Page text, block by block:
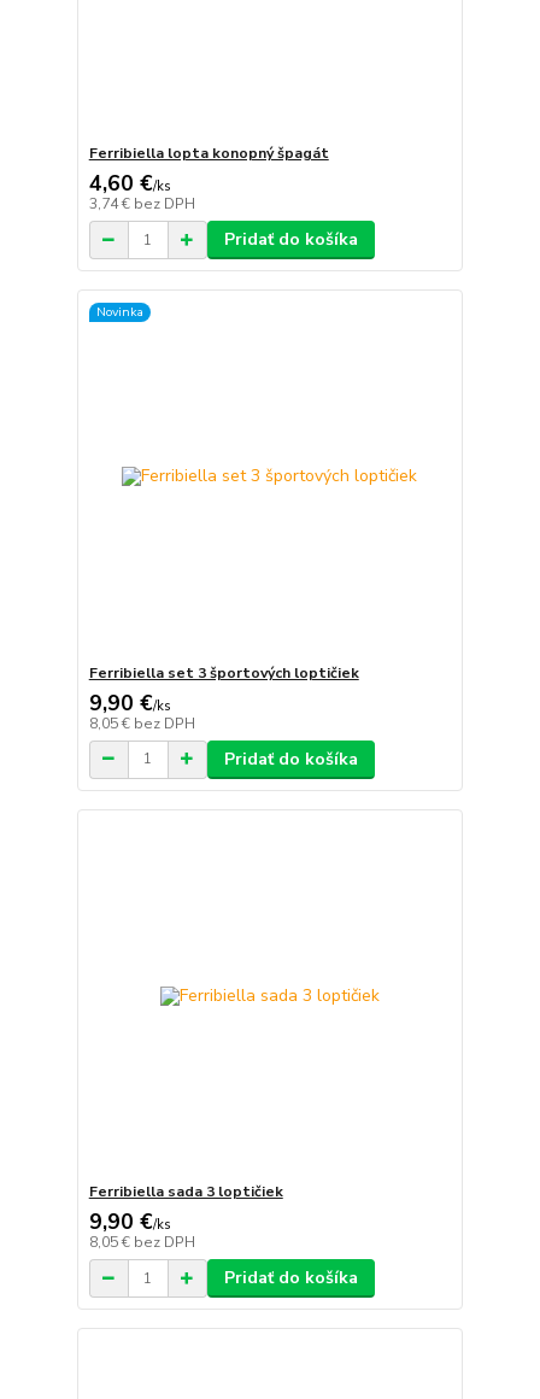
Ferribiella lopta konopný špagát
4,60 €/ks
3,74 € bez DPH
Pridať do košíka
Novinka
Ferribiella set 3 športových loptičiek
9,90 €/ks
8,05 € bez DPH
Pridať do košíka
Ferribiella sada 3 loptičiek
9,90 €/ks
8,05 € bez DPH
Pridať do košíka